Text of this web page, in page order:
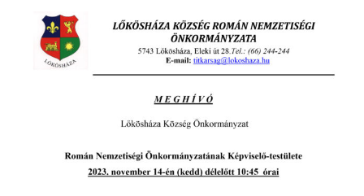
Választás